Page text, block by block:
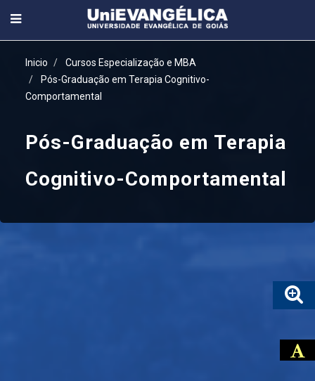
Inicio
Cursos Especialização e MBA
Pós-Graduação em Terapia Cognitivo-
Comportamental
Pós-Graduação em Terapia
Cognitivo-Comportamental